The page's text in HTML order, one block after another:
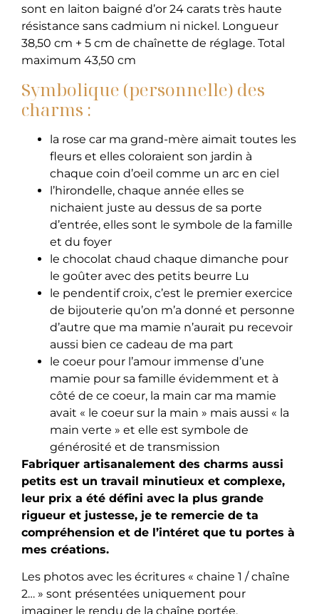
sont en laiton baigné d’or 24 carats très haute
résistance sans cadmium ni nickel. Longueur
38,50 cm + 5 cm de chaînette de réglage. Total
maximum 43,50 cm
Symbolique (personnelle) des
charms :
la rose car ma grand-mère aimait toutes les
fleurs et elles coloraient son jardin à
chaque coin d’oeil comme un arc en ciel
l’hirondelle, chaque année elles se
nichaient juste au dessus de sa porte
d’entrée, elles sont le symbole de la famille
et du foyer
le chocolat chaud chaque dimanche pour
le goûter avec des petits beurre Lu
le pendentif croix, c’est le premier exercice
de bijouterie qu’on m’a donné et personne
d’autre que ma mamie n’aurait pu recevoir
aussi bien ce cadeau de ma part
le coeur pour l’amour immense d’une
mamie pour sa famille évidemment et à
côté de ce coeur, la main car ma mamie
avait « le coeur sur la main » mais aussi « la
main verte » et elle est symbole de
générosité et de transmission
Fabriquer artisanalement des charms aussi
petits est un travail minutieux et complexe,
leur prix a été défini avec la plus grande
rigueur et justesse, je te remercie de ta
compréhension et de l’intéret que tu portes à
mes créations.
Les photos avec les écritures « chaine 1 / chaîne
2… » sont présentées uniquement pour
imaginer le rendu de la chaîne portée.